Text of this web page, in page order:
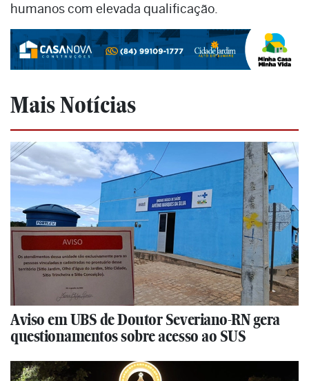
humanos com elevada qualificação.
Mais Notícias
Aviso em UBS de Doutor Severiano-RN gera
questionamentos sobre acesso ao SUS